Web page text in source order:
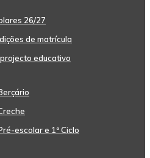
26/27
de matrícula
educativo
escolar e 1º Ciclo